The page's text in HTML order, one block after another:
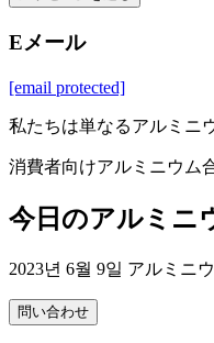
Eメール
[email protected]
私たちは単なるアルミニ
消費者向けアルミニウム
今日のアルミニ
2023년 6월 9일 アルミニ
問い合わせ